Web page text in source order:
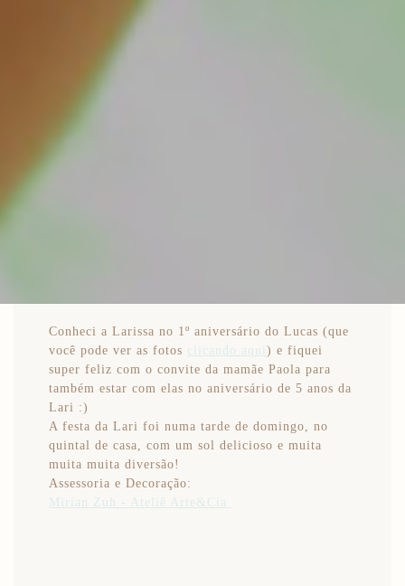
Conheci a Larissa no 1º aniversário do Lucas (que
você pode ver as fotos clicando aqui ) e fiquei
super feliz com o convite da mamãe Paola para
também estar com elas no aniversário de 5 anos da
Lari :)
A festa da Lari foi numa tarde de domingo, no
quintal de casa, com um sol delicioso e muita
muita muita diversão!
Assessoria e Decoração:
Mirian Zuh - Ateliê Arte&Cia